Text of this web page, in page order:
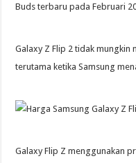
Buds terbaru pada Februari
Galaxy Z Flip 2 tidak mungkin
terutama ketika Samsung
Galaxy Flip Z menggunakan